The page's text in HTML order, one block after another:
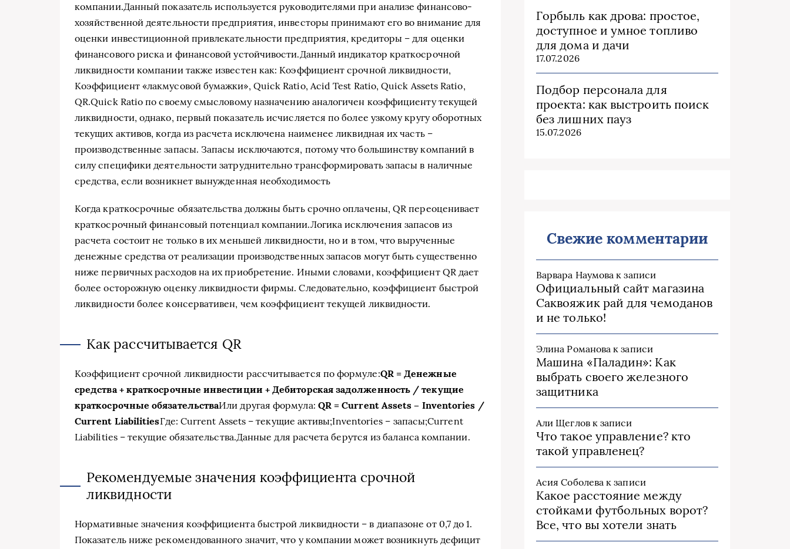
компании.Данный показатель используется руководителями при анализе финансово-
хозяйственной деятельности предприятия, инвесторы принимают его во внимание для
оценки инвестиционной привлекательности предприятия, кредиторы – для оценки
финансового риска и финансовой устойчивости.Данный индикатор краткосрочной
ликвидности компании также известен как: Коэффициент срочной ликвидности,
Коэффициент «лакмусовой бумажки», Quick Ratio, Acid Test Ratio, Quick Assets Ratio,
QR.Quick Ratio по своему смысловому назначению аналогичен коэффициенту текущей
ликвидности, однако, первый показатель исчисляется по более узкому кругу оборотных
текущих активов, когда из расчета исключена наименее ликвидная их часть –
производственные запасы. Запасы исключаются, потому что большинству компаний в
силу специфики деятельности затруднительно трансформировать запасы в наличные
средства, если возникнет вынужденная необходимость
Когда краткосрочные обязательства должны быть срочно оплачены, QR переоценивает
краткосрочный финансовый потенциал компании.Логика исключения запасов из
расчета состоит не только в их меньшей ликвидности, но и в том, что вырученные
денежные средства от реализации производственных запасов могут быть существенно
ниже первичных расходов на их приобретение. Иными словами, коэффициент QR дает
более осторожную оценку ликвидности фирмы. Следовательно, коэффициент быстрой
ликвидности более консервативен, чем коэффициент текущей ликвидности.
Как рассчитывается QR
Коэффициент срочной ликвидности рассчитывается по формуле:QR = Денежные
средства + краткосрочные инвестиции + Дебиторская задолженность / текущие
краткосрочные обязательстваИли другая формула: QR = Current Assets – Inventories /
Current LiabilitiesГде: Current Assets – текущие активы;Inventories – запасы;Current
Liabilities – текущие обязательства.Данные для расчета берутся из баланса компании.
Рекомендуемые значения коэффициента срочной
ликвидности
Нормативные значения коэффициента быстрой ликвидности – в диапазоне от 0,7 до 1.
Показатель ниже рекомендованного значит, что у компании может возникнуть дефицит
Горбыль как дрова: простое,
доступное и умное топливо
для дома и дачи
17.07.2026
Подбор персонала для
проекта: как выстроить поиск
без лишних пауз
15.07.2026
Свежие комментарии
Варвара Наумова к записи
Официальный сайт магазина
Саквояжик рай для чемоданов
и не только!
Элина Романова к записи
Машина «Паладин»: Как
выбрать своего железного
защитника
Али Щегловк записи
Что такое управление? кто
такой управленец?
Асия Соболева к записи
Какое расстояние между
стойками футбольных ворот?
Все, что вы хотели знать